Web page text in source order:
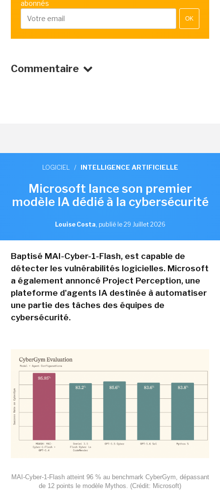
abonnés
OK
Commentaire
LOGICIEL / INTELLIGENCE ARTIFICIELLE
Microsoft lance son premier
modèle IA dédié à la cybersécurité
Louise Costa, publié le 29 Juillet 2026
Baptisé MAI-Cyber-1-Flash, est capable de
détecter les vulnérabilités logicielles. Microsoft
a également annoncé Project Perception, une
plateforme d'agents IA destinée à automatiser
une partie des tâches des équipes de
cybersécurité.
MAI-Cyber-1-Flash atteint 96 % au benchmark CyberGym, dépassant
de 12 points le modèle Mythos. (Crédit: Microsoft)